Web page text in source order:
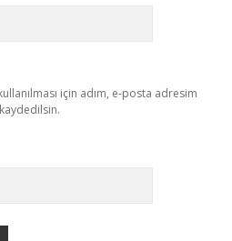
için adım, e-posta adresim